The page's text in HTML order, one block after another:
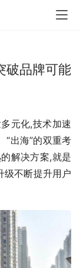
破品牌可能
元化,技术加速
“出海”的双重考
解决方案,就是
级不断提升用户